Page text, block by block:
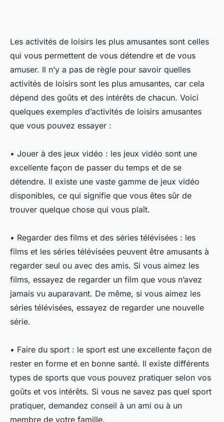
Les activités de loisirs les plus amusantes sont celles
qui vous permettent de vous détendre et de vous
amuser. Il n’y a pas de règle pour savoir quelles
activités de loisirs sont les plus amusantes, car cela
dépend des goûts et des intérêts de chacun. Voici
quelques exemples d’activités de loisirs amusantes
que vous pouvez essayer :
• Jouer à des jeux vidéo : les jeux vidéo sont une
excellente façon de passer du temps et de se
détendre. Il existe une vaste gamme de jeux vidéo
disponibles, ce qui signifie que vous êtes sûr de
trouver quelque chose qui vous plaît.
• Regarder des films et des séries télévisées : les
films et les séries télévisées peuvent être amusants à
regarder seul ou avec des amis. Si vous aimez les
films, essayez de regarder un film que vous n’avez
jamais vu auparavant. De même, si vous aimez les
séries télévisées, essayez de regarder une nouvelle
série.
• Faire du sport : le sport est une excellente façon de
rester en forme et en bonne santé. Il existe différents
types de sports que vous pouvez pratiquer selon vos
goûts et vos intérêts. Si vous ne savez pas quel sport
pratiquer, demandez conseil à un ami ou à un
membre de votre famille.